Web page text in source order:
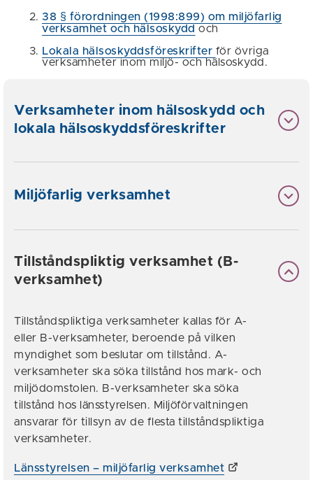
38 § förordningen (1998:899) om miljöfarlig
verksamhet och hälsoskydd och
Lokala hälsoskyddsföreskrifter för övriga
verksamheter inom miljö- och hälsoskydd.
Verksamheter inom hälsoskydd och
lokala hälsoskyddsföreskrifter
Miljöfarlig verksamhet
Tillståndspliktig verksamhet (B-
verksamhet)
Tillståndspliktiga verksamheter kallas för A-
eller B-verksamheter, beroende på vilken
myndighet som beslutar om tillstånd. A-
verksamheter ska söka tillstånd hos mark- och
miljödomstolen. B-verksamheter ska söka
tillstånd hos länsstyrelsen. Miljöförvaltningen
ansvarar för tillsyn av de flesta tillståndspliktiga
verksamheter.
Länsstyrelsen – miljöfarlig verksamhet